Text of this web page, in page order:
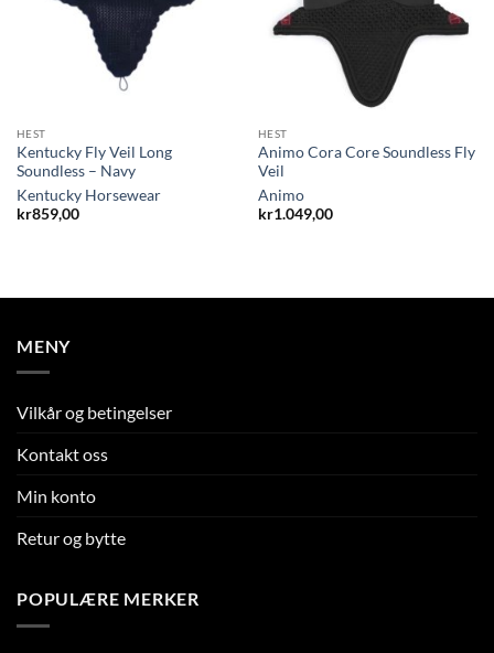
HEST
Kentucky Fly Veil Long
Soundless – Navy
Kentucky Horsewear
kr859,00
HEST
Animo Cora Core Soundless Fly
Veil
Animo
kr1.049,00
MENY
Vilkår og betingelser
Kontakt oss
Min konto
Retur og bytte
POPULÆRE MERKER